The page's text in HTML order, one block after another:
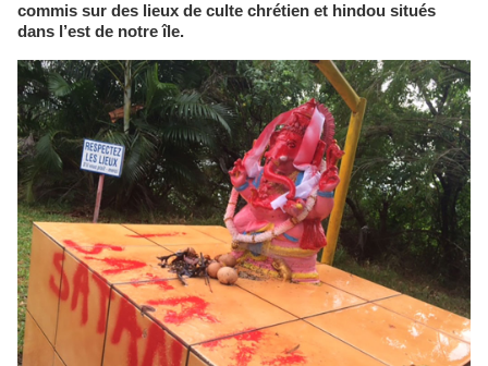
commis sur des lieux de culte chrétien et hindou situés
dans l’est de notre île.